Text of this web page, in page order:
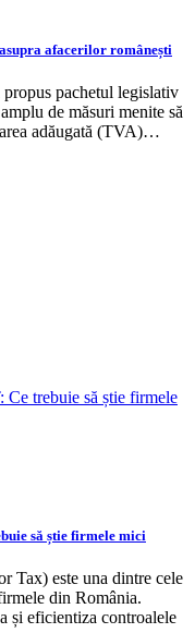
afacerilor românești
pachetul legislativ
de măsuri menite să
adăugată (TVA)…
să știe firmele mici
Tax) este una dintre cele
din România.
și eficientiza controalele